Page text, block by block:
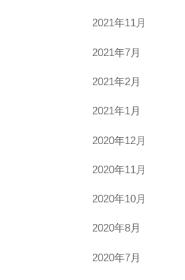
2021年11月
2021年7月
2021年2月
2021年1月
2020年12月
2020年11月
2020年10月
2020年8月
2020年7月